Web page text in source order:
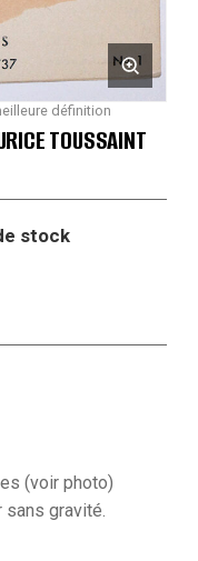
définition
TOUSSAINT
stock
(voir photo)
gravité.